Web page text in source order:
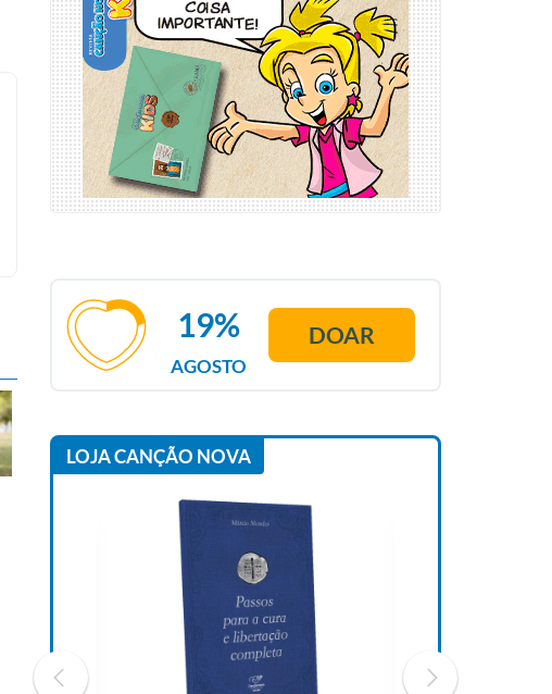
AGOSTO
19% DOAR
LOJA CANÇÃO NOVA